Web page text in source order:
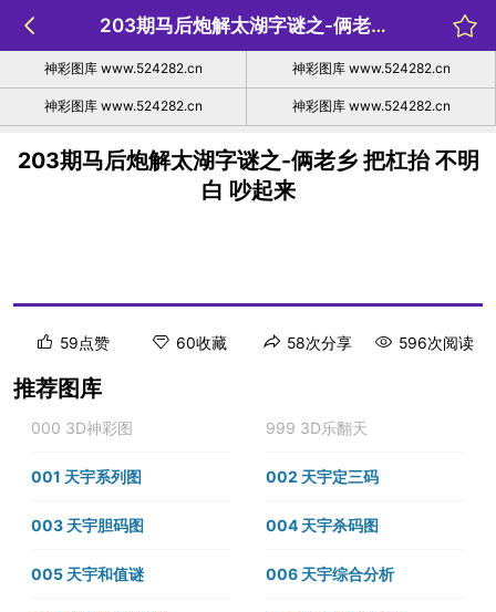
203期马后炮解太湖字谜之-俩老乡 把杠抬 不明白 吵起来
神彩图库 www.524282.cn 神彩图库 www.524282.cn
神彩图库 www.524282.cn 神彩图库 www.524282.cn
203期马后炮解太湖字谜之-俩老乡 把杠抬 不明
白 吵起来
59点赞 60收藏 58次分享 596次阅读
推荐图库
000 3D神彩图 999 3D乐翻天
001 天宇系列图 002 天宇定三码
003 天宇胆码图 004 天宇杀码图
005 天宇和值谜 006 天宇综合分析